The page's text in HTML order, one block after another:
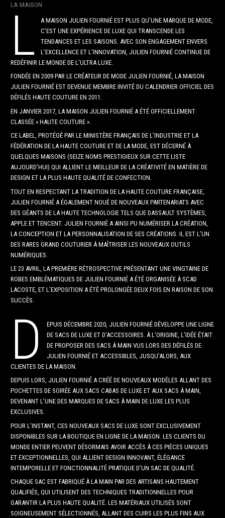
LA MAISON
L
A MAISON JULIEN FOURNIÉ EST PLUS QU’UNE MARQUE DE MODE,
C’EST UNE EXPÉRIENCE DE LUXE QUI TRANSCENDE LES
TENDANCES ET LES SAISONS. AVEC SON ENGAGEMENT ENVERS
L’EXCELLENCE ET L’INNOVATION, JULIEN FOURNIÉ CONTINUE DE
REDÉFINIR LE MONDE DE L’ULTRA LUXE.
FONDÉE EN 2009 PAR LE CRÉATEUR DE MODE JULIEN FOURNIÉ, LA MAISON
JULIEN FOURNIÉ EST DEVENUE MEMBRE INVITÉ DU CALENDRIER OFFICIEL DES
DÉFILÉS HAUTE COUTURE EN 2011.
EN JANVIER 2017, LA MAISON JULIEN FOURNIÉ A ÉTÉ OFFICIELLEMENT
CLASSÉE « HAUTE COUTURE ».
CE LABEL, PROTÉGÉ PAR LE MINISTÈRE FRANÇAIS DE L’INDUSTRIE ET LA
FÉDÉRATION DE LA HAUTE COUTURE ET DE LA MODE, EST DÉCERNÉ À
QUELQUES MAISONS (SEIZE NOMS PRESTIGIEUX SUR CETTE LISTE
AUJOURD’HUI) QUI ALLIENT LE MEILLEUR DE LA CRÉATIVITÉ EN MATIÈRE DE
DESIGN ET LA PLUS HAUTE QUALITÉ DE CONFECTION.
TOUT EN RESPECTANT LA TRADITION DE LA HAUTE COUTURE FRANÇAISE,
JULIEN FOURNIÉ A ÉGALEMENT NOUÉ DE NOUVEAUX PARTENARIATS AVEC
DES GÉANTS DE LA HAUTE TECHNOLOGIE TELS QUE DASSAULT SYSTÈMES,
APPLE ET TENCENT. JULIEN FOURNIÉ A AINSI PU NUMÉRISER LA CRÉATION,
LA CONCEPTION ET LA PERSONNALISATION DE SES CRÉATIONS. IL EST L’UN
DES RARES GRAND COUTURIER À MAÎTRISER LES NOUVEAUX OUTILS
NUMÉRIQUES.
LE 23 AVRIL, LA PREMIÈRE RÉTROSPECTIVE PRÉSENTANT UNE VINGTAINE DE
ROBES EMBLÉMATIQUES DE JULIEN FOURNIÉ A ÉTÉ ORGANISÉE À SCAD
LACOSTE, ET L’EXPOSITION A ÉTÉ PROLONGÉE DEUX FOIS EN RAISON DE SON
SUCCÈS.
D
EPUIS DÉCEMBRE 2020, JULIEN FOURNIÉ DÉVELOPPE UNE LIGNE
DE SACS DE LUXE ET D’ACCESSOIRES. À L’ORIGINE, L’IDÉE ÉTAIT
DE PROPOSER DES SACS À MAIN VUS LORS DES DÉFILÉS DE
JULIEN FOURNIÉ ET ACCESSIBLES, JUSQU’ALORS, AUX
CLIENTES DE LA MAISON.
DEPUIS LORS, JULIEN FOURNIÉ A CRÉÉ DE NOUVEAUX MODÈLES ALLANT DES
POCHETTES DE SOIRÉE AUX SACS CABAS DE LUXE ET AUX SACS À MAIN,
DEVENANT L’UNE DES MARQUES DE SACS À MAIN DE LUXE LES PLUS
EXCLUSIVES.
POUR L’INSTANT, CES NOUVEAUX SACS DE LUXE SONT EXCLUSIVEMENT
DISPONIBLES SUR LA BOUTIQUE EN LIGNE DE LA MAISON. LES CLIENTS DU
MONDE ENTIER PEUVENT DÉSORMAIS AVOIR ACCÈS À CES PIÈCES UNIQUES
ET EXCEPTIONNELLES, QUI ALLIENT DESIGN INNOVANT, ÉLÉGANCE
INTEMPORELLE ET FONCTIONNALITÉ PRATIQUE D’UN SAC DE QUALITÉ.
CHAQUE SAC EST FABRIQUÉ À LA MAIN PAR DES ARTISANS HAUTEMENT
QUALIFIÉS, QUI UTILISENT DES TECHNIQUES TRADITIONNELLES POUR
GARANTIR LA PLUS HAUTE QUALITÉ. LES MATÉRIAUX UTILISÉS SONT
SOIGNEUSEMENT SÉLECTIONNÉS, ALLANT DES CUIRS LES PLUS FINS AUX